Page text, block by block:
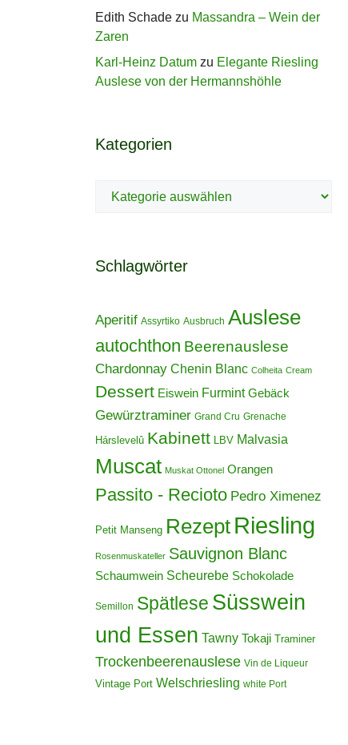
Edith Schade zu Massandra – Wein der
Zaren
Karl-Heinz Datum zu Elegante Riesling
Auslese von der Hermannshöhle
Kategorien
Kategorien
Schlagwörter
Aperitif Assyrtiko Ausbruch Auslese
autochthon Beerenauslese
Chardonnay Chenin Blanc Colheita Cream
Dessert Eiswein Furmint Gebäck
Gewürztraminer Grand Cru Grenache
Hárslevelû Kabinett LBV Malvasia
Muscat Muskat Ottonel Orangen
Passito - Recioto Pedro Ximenez
Petit Manseng Rezept Riesling
Rosenmuskateller Sauvignon Blanc
Schaumwein Scheurebe Schokolade
Semillon Spätlese Süsswein
und Essen Tawny Tokaji Traminer
Trockenbeerenauslese Vin de Liqueur
Vintage Port Welschriesling white Port